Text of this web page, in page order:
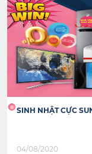
SINH NHẬT CỰC
04/08/2020